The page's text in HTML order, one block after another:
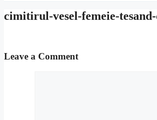
cimitirul-vesel-femeie-
Leave a Comment